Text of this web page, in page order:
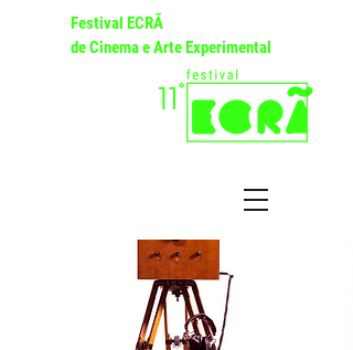
Festival ECRÃ
de Cinema e Arte Experimental